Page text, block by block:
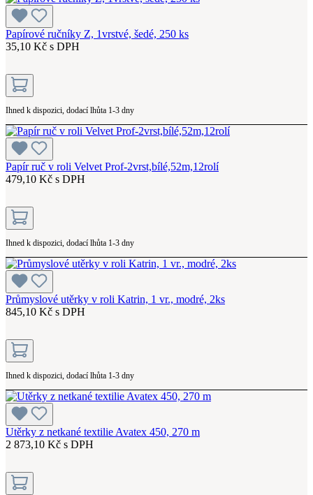
Papírové ručníky Z, 1vrstvé, šedé, 250 ks
35,10 Kč s DPH
Ihned k dispozici, dodací lhůta 1-3 dny
Papír ruč v roli Velvet Prof-2vrst,bílé,52m,12rolí
479,10 Kč s DPH
Ihned k dispozici, dodací lhůta 1-3 dny
Průmyslové utěrky v roli Katrin, 1 vr., modré, 2ks
845,10 Kč s DPH
Ihned k dispozici, dodací lhůta 1-3 dny
Utěrky z netkané textilie Avatex 450, 270 m
2 873,10 Kč s DPH